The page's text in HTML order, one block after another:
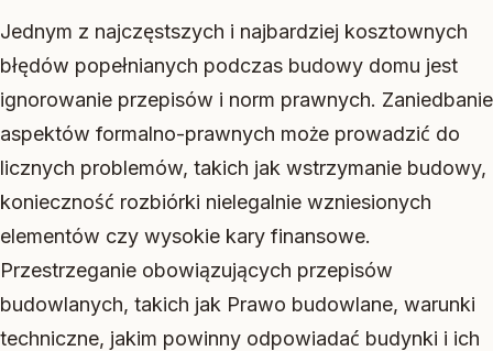
Jednym z najczęstszych i najbardziej kosztownych
błędów popełnianych podczas budowy domu jest
ignorowanie przepisów i norm prawnych. Zaniedbanie
aspektów formalno-prawnych może prowadzić do
licznych problemów, takich jak wstrzymanie budowy,
konieczność rozbiórki nielegalnie wzniesionych
elementów czy wysokie kary finansowe.
Przestrzeganie obowiązujących przepisów
budowlanych, takich jak Prawo budowlane, warunki
techniczne, jakim powinny odpowiadać budynki i ich